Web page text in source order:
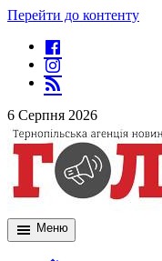
Перейти до контенту
6 Серпня 2026
Меню